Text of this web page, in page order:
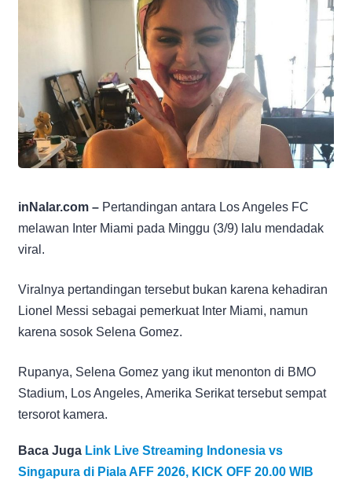
inNalar.com – Pertandingan antara Los Angeles FC
melawan Inter Miami pada Minggu (3/9) lalu mendadak
viral.
Viralnya pertandingan tersebut bukan karena kehadiran
Lionel Messi sebagai pemerkuat Inter Miami, namun
karena sosok Selena Gomez.
Rupanya, Selena Gomez yang ikut menonton di BMO
Stadium, Los Angeles, Amerika Serikat tersebut sempat
tersorot kamera.
Baca Juga Link Live Streaming Indonesia vs
Singapura di Piala AFF 2026, KICK OFF 20.00 WIB